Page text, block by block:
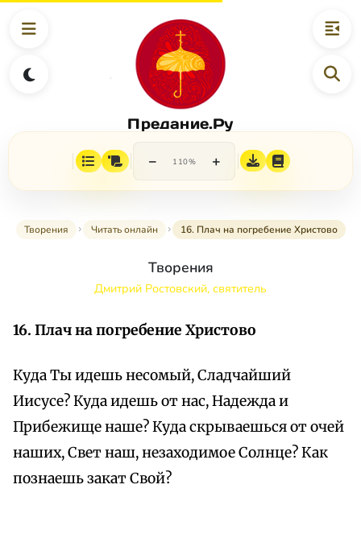
Предание.Ру
− 110% +
Творения Читать онлайн 16. Плач на погребение Христово
Творения
Дмитрий Ростовский, святитель
16. Плач на погребение Христово
Куда Ты идешь несомый, Сладчайший
Иисусе? Куда идешь от нас, Надежда и
Прибежище наше? Куда скрываешься от очей
наших, Свет наш, незаходимое Солнце? Как
познаешь закат Свой?